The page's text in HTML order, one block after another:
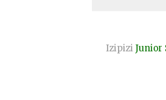
Izipizi Junior